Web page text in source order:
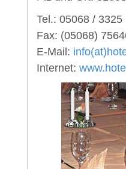
Tel.: 05068 / 3325
Fax: (05068)
E-Mail:
Internet: